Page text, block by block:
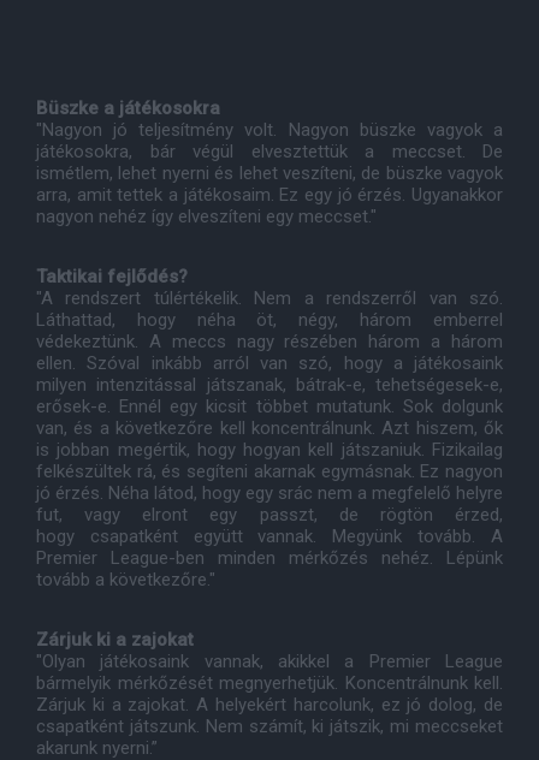
Büszke a játékosokra
"Nagyon jó teljesítmény volt. Nagyon büszke vagyok a
játékosokra, bár végül elvesztettük a meccset. De
ismétlem, lehet nyerni és lehet veszíteni, de büszke vagyok
arra, amit tettek a játékosaim. Ez egy jó érzés. Ugyanakkor
nagyon nehéz így elveszíteni egy meccset."
Taktikai fejlődés?
"A rendszert túlértékelik. Nem a rendszerről van szó.
Láthattad, hogy néha öt, négy, három emberrel
védekeztünk. A meccs nagy részében három a három
ellen. Szóval inkább arról van szó, hogy a játékosaink
milyen intenzitással játszanak, bátrak-e, tehetségesek-e,
erősek-e. Ennél egy kicsit többet mutatunk. Sok dolgunk
van, és a következőre kell koncentrálnunk. Azt hiszem, ők
is jobban megértik, hogy hogyan kell játszaniuk. Fizikailag
felkészültek rá, és segíteni akarnak egymásnak. Ez nagyon
jó érzés. Néha látod, hogy egy srác nem a megfelelő helyre
fut, vagy elront egy passzt, de rögtön érzed,
hogy csapatként együtt vannak. Megyünk tovább. A
Premier League-ben minden mérkőzés nehéz. Lépünk
tovább a következőre."
Zárjuk ki a zajokat
"Olyan játékosaink vannak, akikkel a Premier League
bármelyik mérkőzését megnyerhetjük. Koncentrálnunk kell.
Zárjuk ki a zajokat. A helyekért harcolunk, ez jó dolog, de
csapatként játszunk. Nem számít, ki játszik, mi meccseket
akarunk nyerni.”